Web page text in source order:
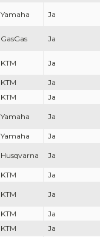
Yamaha Ja
GasGas Ja
KTM Ja
KTM
Ja
KTM Ja
Yamaha Ja
Yamaha Ja
Husqvarna Ja
KTM Ja
KTM Ja
KTM
Ja
KTM Ja